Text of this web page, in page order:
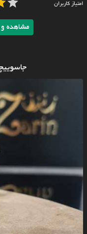
امتیاز کاربران
مشاهده